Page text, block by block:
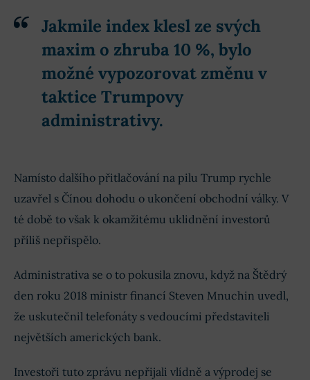
Jakmile index klesl ze svých
maxim o zhruba 10 %, bylo
možné vypozorovat změnu v
taktice Trumpovy
administrativy.
Namísto dalšího přitlačování na pilu Trump rychle
uzavřel s Čínou dohodu o ukončení obchodní války. V
té době to však k okamžitému uklidnění investorů
příliš nepřispělo.
Administrativa se o to pokusila znovu, když na Štědrý
den roku 2018 ministr financí Steven Mnuchin uvedl,
že uskutečnil telefonáty s vedoucími představiteli
největších amerických bank.
Investoři tuto zprávu nepřijali vlídně a výprodej se